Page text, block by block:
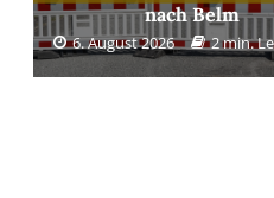
nach Belm
6. August 2026 2 min.